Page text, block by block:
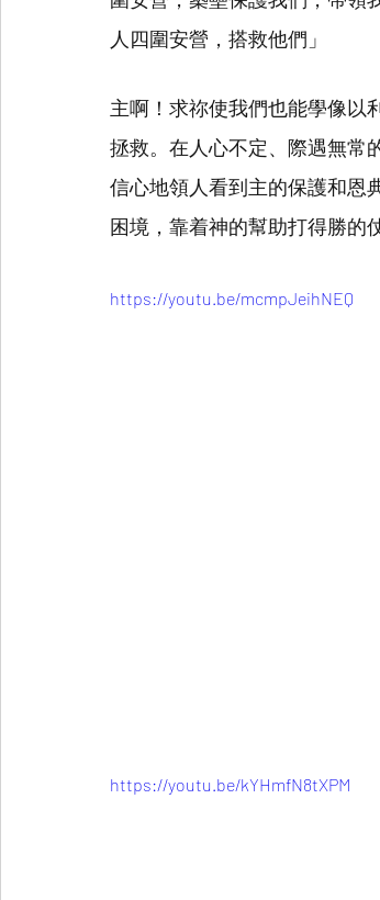
人四圍安營，搭救他們」
主啊！求祢使我們也能學像以
拯救。在人心不定、際遇無常
信心地領人看到主的保護和恩
困境，靠着神的幫助打得勝的
https://youtu.be/mcmpJeihNEQ
https://youtu.be/kYHmfN8tXPM